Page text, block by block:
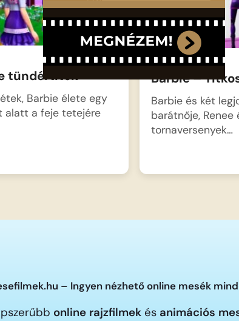
tündértitok
Barbie élete egy
alatt a feje tetejére
Barbie –
Barbie és két
barátnője, Renee
tornaversenyek…
– Ingyen nézhető online mesék
online rajzfilmek és animációs